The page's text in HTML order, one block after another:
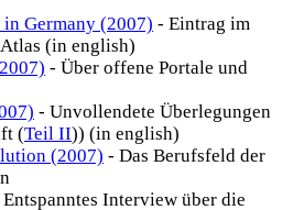
Germany (2007) - Eintrag im
(in english)
- Über offene Portale und
- Unvollendete Überlegungen
(Teil II)) (in english)
(2007) - Das Berufsfeld der
Interview über die